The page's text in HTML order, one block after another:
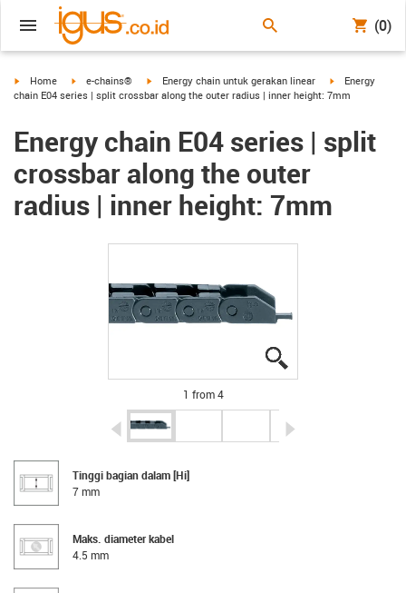
(0)
igus-icon-arrow-right
Home igus-icon-arrow-right
e-chains® igus-icon-arrow-right
Energy chain untuk gerakan linear igus-icon-
Energy
chain E04 series | split crossbar along the outer radius | inner height: 7mm
Energy chain E04 series | split
crossbar along the outer
radius | inner height: 7mm
1 from 4
igus-icon-arrow-left
Tinggi bagian dalam [Hi]
7 mm
Maks. diameter kabel
4.5 mm